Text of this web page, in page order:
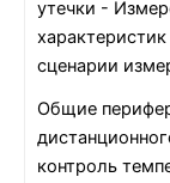
утечки -
сценарии
Общие
контроль